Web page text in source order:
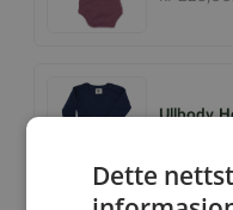
Ullbody,
Dette